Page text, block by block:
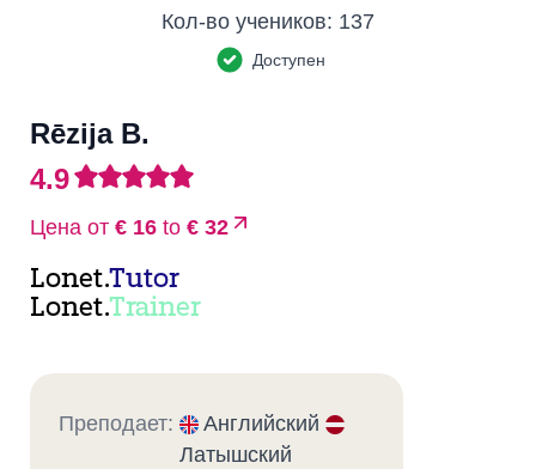
Кол-во учеников: 137
Доступен
Rēzija B.
4.9
Цена от € 16 to € 32
Lonet.Tutor
Lonet.Trainer
Преподает:
Английский
Латышский